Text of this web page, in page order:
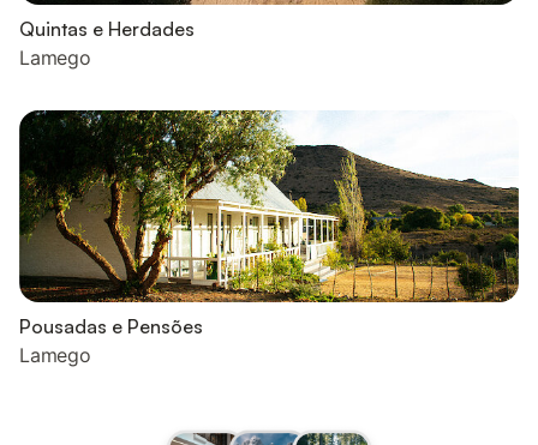
Quintas e Herdades
Lamego
Pousadas e Pensões
Lamego